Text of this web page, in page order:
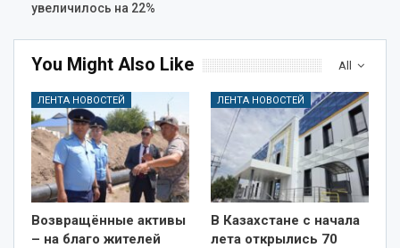
увеличилось на 22%
All
You Might Also Like
ЛЕНТА НОВОСТЕЙ
Возвращённые активы
– на благо жителей
ЛЕНТА НОВОСТЕЙ
В Казахстане с начала
лета открылись 70